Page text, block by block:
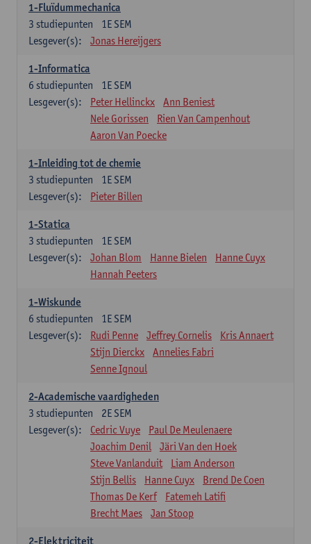
1-Fluïdummechanica
1E SEM
3 studiepunten
Lesgever(s):
Jonas Hereijgers
1-Informatica
1E SEM
6 studiepunten
Lesgever(s):
Peter Hellinckx
Ann Beniest
Nele Gorissen
Rien Van Campenhout
Aaron Van Poecke
1-Inleiding tot de chemie
1E SEM
3 studiepunten
Lesgever(s):
Pieter Billen
1-Statica
1E SEM
3 studiepunten
Lesgever(s):
Johan Blom Hanne Bielen
Hanne Cuyx
Hannah Peeters
1-Wiskunde
1E SEM
6 studiepunten
Lesgever(s):
Rudi Penne Jeffrey Cornelis
Kris Annaert
Stijn Dierckx
Annelies Fabri
Senne Ignoul
2-Academische vaardigheden
2E SEM
3 studiepunten
Lesgever(s):
Cedric Vuye
Paul De Meulenaere
Joachim Denil
Järi Van den Hoek
Steve Vanlanduit
Liam Anderson
Stijn Bellis
Hanne Cuyx
Brend De Coen
Thomas De Kerf
Fatemeh Latifi
Brecht Maes
Jan Stoop
2-Elektriciteit